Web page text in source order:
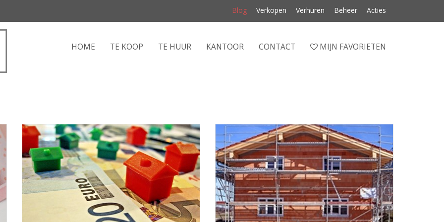
Blog Verkopen Verhuren Beheer Acties
HOME TE KOOP TE HUUR KANTOOR CONTACT MIJN FAVORIETEN